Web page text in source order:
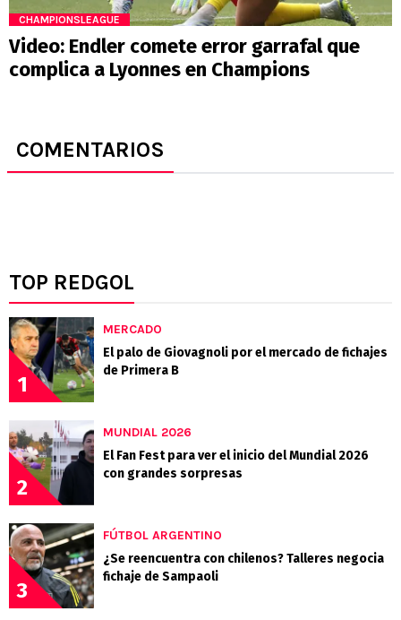
CHAMPIONSLEAGUE
Video: Endler comete error garrafal que
complica a Lyonnes en Champions
COMENTARIOS
TOP REDGOL
1
MERCADO
El palo de Giovagnoli por el mercado de fichajes
de Primera B
2
MUNDIAL 2026
El Fan Fest para ver el inicio del Mundial 2026
con grandes sorpresas
3
FÚTBOL ARGENTINO
¿Se reencuentra con chilenos? Talleres negocia
fichaje de Sampaoli